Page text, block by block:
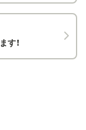
す！